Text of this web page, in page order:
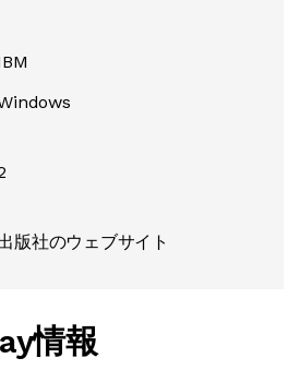
版社のウェブサイト
情報